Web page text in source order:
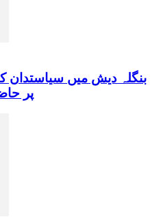
بنگلہ دیش میں سیاستدان
پر